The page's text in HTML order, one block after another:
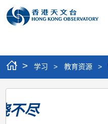
> 学习 > 教育资源 >
野
火
不尽